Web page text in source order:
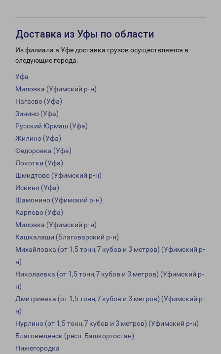
Доставка из Уфы по области
Из филиала в Уфе доставка грузов осуществляется в
следующие города:
Уфа
Миловка (Уфимский р-н)
Нагаево (Уфа)
Зинино (Уфа)
Русский Юрмаш (Уфа)
Жилино (Уфа)
Федоровка (Уфа)
Локотки (Уфа)
Шмидтово (Уфимский р-н)
Искино (Уфа)
Шамонино (Уфимский р-н)
Карпово (Уфа)
Миловка (Уфимский р-н)
Кашкалаши (Благоварский р-н)
Михайловка (от 1,5 тонн,7 кубов и 3 метров) (Уфимский р-
н)
Николаевка (от 1,5 тонн,7 кубов и 3 метров) (Уфимский р-
н)
Дмитриевка (от 1,5 тонн,7 кубов и 3 метров) (Уфимский р-
н)
Нурлино (от 1,5 тонн,7 кубов и 3 метров) (Уфимский р-н)
Благовещенск (респ. Башкортостан)
Нижегородка